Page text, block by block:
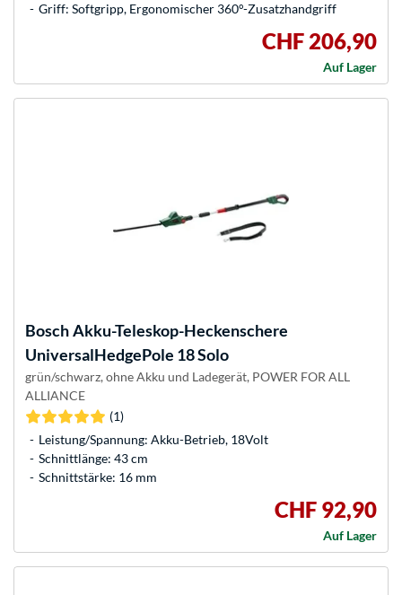
Griff: Softgripp, Ergonomischer 360°-Zusatzhandgriff
CHF 206,90
Auf Lager
BoschAkku-Teleskop-Heckenschere
UniversalHedgePole 18 Solo
grün/schwarz, ohne Akku und Ladegerät, POWER FOR ALL
ALLIANCE
(1)
Leistung/Spannung: Akku-Betrieb, 18Volt
Schnittlänge: 43 cm
Schnittstärke: 16 mm
CHF 92,90
Auf Lager